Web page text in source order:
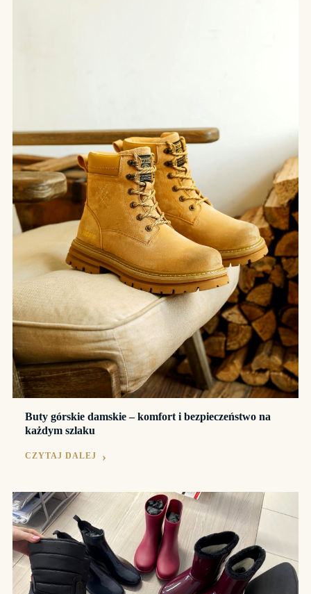
Buty górskie damskie – komfort i bezpieczeństwo na
każdym szlaku
CZYTAJ DALEJ